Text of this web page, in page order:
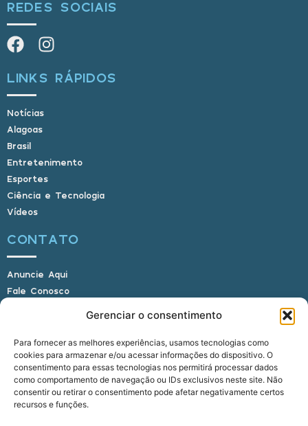
Gerenciar o consentimento
Para fornecer as melhores experiências, usamos tecnologias como
cookies para armazenar e/ou acessar informações do dispositivo. O
consentimento para essas tecnologias nos permitirá processar dados
como comportamento de navegação ou IDs exclusivos neste site. Não
consentir ou retirar o consentimento pode afetar negativamente certos
recursos e funções.
REDES SOCIAIS
LINKS RÁPIDOS
Notícias
Alagoas
Brasil
Entretenimento
Esportes
Ciência e Tecnologia
Vídeos
CONTATO
Anuncie Aqui
Fale Conosco
E-mail: alagoasbrasilnoticias@gmail.com
Telefone: (82) 9 9691-0391 (Whatsapp)
Responsável Técnico: Crysthyan Carlos
Rua do Sau - Centro - Anadia - AL - CEP: